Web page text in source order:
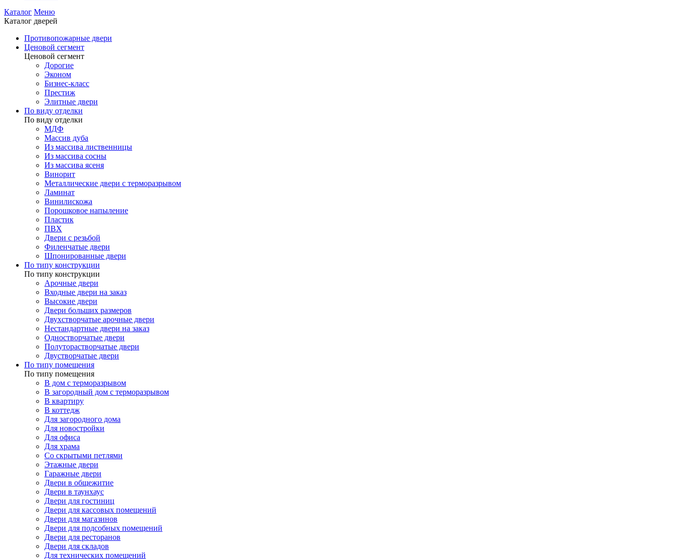
Каталог Меню
Каталог дверей
Противопожарные двери
Ценовой сегмент
Ценовой сегмент
Дорогие
Эконом
Бизнес-класс
Престиж
Элитные двери
По виду отделки
По виду отделки
МДФ
Массив дуба
Из массива лиственницы
Из массива сосны
Из массива ясеня
Винорит
Металлические двери с терморазрывом
Ламинат
Винилискожа
Порошковое напыление
Пластик
ПВХ
Двери с резьбой
Филенчатые двери
Шпонированные двери
По типу конструкции
По типу конструкции
Арочные двери
Входные двери на заказ
Высокие двери
Двери больших размеров
Двухстворчатые арочные двери
Нестандартные двери на заказ
Одностворчатые двери
Полуторастворчатые двери
Двустворчатые двери
По типу помещения
По типу помещения
В дом с терморазрывом
В загородный дом с терморазрывом
В квартиру
В коттедж
Для загородного дома
Для новостройки
Для офиса
Для храма
Со скрытыми петлями
Этажные двери
Гаражные двери
Двери в общежитие
Двери в таунхаус
Двери для гостиниц
Двери для кассовых помещений
Двери для магазинов
Двери для подсобных помещений
Двери для ресторанов
Двери для складов
Для технических помещений